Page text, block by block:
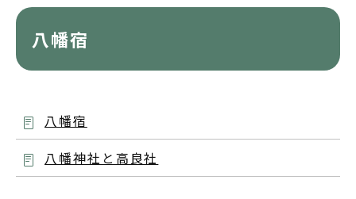
八幡宿
八幡宿
八幡神社と高良社